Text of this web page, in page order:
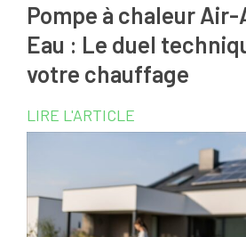
Pompe à chaleur
Eau : Le duel
votre chauffage
LIRE L'ARTICLE